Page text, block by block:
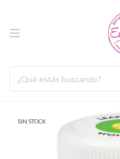
SIN STOCK